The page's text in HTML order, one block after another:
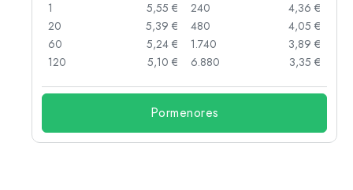
1
5,55 €
20
5,39 €
60
5,24 €
120
5,10 €
240
4,36 €
480
4,05 €
1.740
3,89 €
6.880
3,35 €
Pormenores